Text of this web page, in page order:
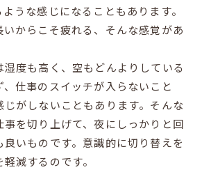
うな感じになることもあります。
からこそ疲れる、そんな感覚があ
度も高く、空もどんよりしている
仕事のスイッチが入らないこと
がしないこともあります。そんな
を切り上げて、夜にしっかりと回
いものです。意識的に切り替えを
減するのです。